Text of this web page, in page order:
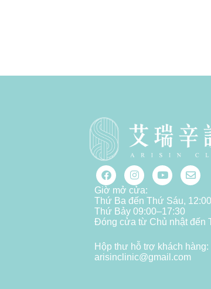
Giờ mở cửa:
Thứ Ba đến Thứ Sáu,
Thứ Bảy 09:00–17:30
Đóng cửa từ Chủ nhật đến
Hộp thư hỗ trợ khách hàng:
arisinclinic@gmail.com